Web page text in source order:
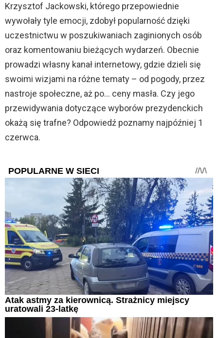
Krzysztof Jackowski, którego przepowiednie
wywołały tyle emocji, zdobył popularność dzięki
uczestnictwu w poszukiwaniach zaginionych osób
oraz komentowaniu bieżących wydarzeń. Obecnie
prowadzi własny kanał internetowy, gdzie dzieli się
swoimi wizjami na różne tematy – od pogody, przez
nastroje społeczne, aż po… ceny masła. Czy jego
przewidywania dotyczące wyborów prezydenckich
okażą się trafne? Odpowiedź poznamy najpóźniej 1
czerwca.
POPULARNE W SIECI
Atak astmy za kierownicą. Strażnicy miejscy
uratowali 23-latkę